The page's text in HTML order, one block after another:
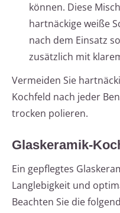
können. Diese
hartnäckige weiße
nach dem Einsatz
zusätzlich mit
Vermeiden Sie
Kochfeld nach jeder
trocken polieren.
Glaskeramik-
Ein gepflegtes
Langlebigkeit und
Beachten Sie die